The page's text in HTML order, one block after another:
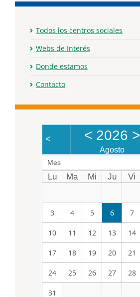
Todos los centros sociales
Webs de Interés
Donde estamos
Contacto
< < 2026 >
Agosto
Mes
Lu Ma Mi Ju Vi
3 4 5 6 7
10 11 12 13 14
17 18 19 20 21
24 25 26 27 28
31